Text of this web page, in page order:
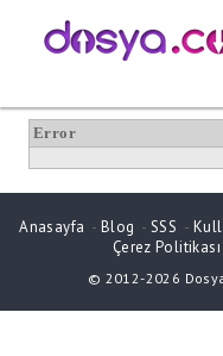
Error
Anasayfa - Blog -SSS -
Çerez Politikası
© 2012-2026